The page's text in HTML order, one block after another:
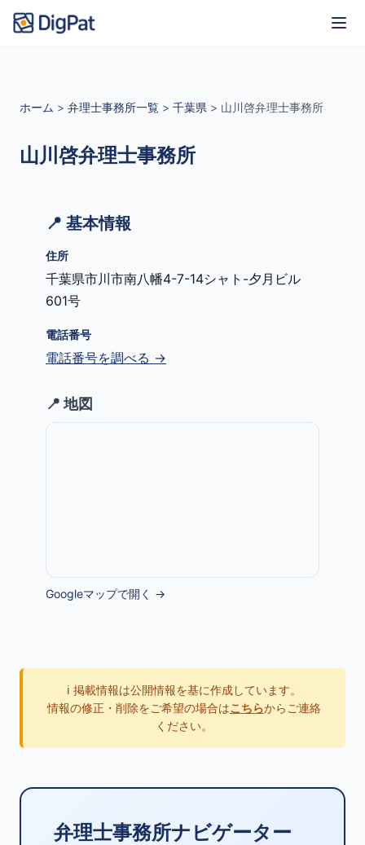
ホーム > 弁理士事務所一覧 > 千葉県 > 山川啓弁理士事務所
山川啓弁理士事務所
📍 基本情報
住所
千葉県市川市南八幡4-7-14シャト-夕月ビル
601号
電話番号
電話番号を調べる →
📍 地図
Googleマップで開く →
ℹ️ 掲載情報は公開情報を基に作成しています。
情報の修正・削除をご希望の場合はこちらからご連絡
ください。
弁理士事務所ナビゲーター